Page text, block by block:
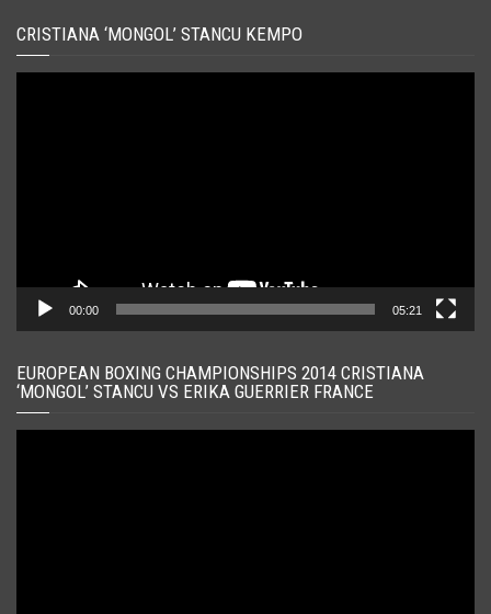
CRISTIANA ‘MONGOL’ STANCU KEMPO
00:00 05:21
EUROPEAN BOXING CHAMPIONSHIPS 2014 CRISTIANA
‘MONGOL’ STANCU VS ERIKA GUERRIER FRANCE